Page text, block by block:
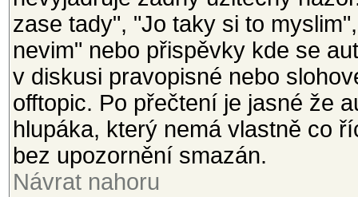
zase tady", "Jo taky si to
nevim" nebo přispěvky kde se
v diskusi pravopisné nebo
offtopic. Po přečtení je jasné že
hlupáka, který nemá vlastně co
bez upozornění smazán.
Návrat nahoru